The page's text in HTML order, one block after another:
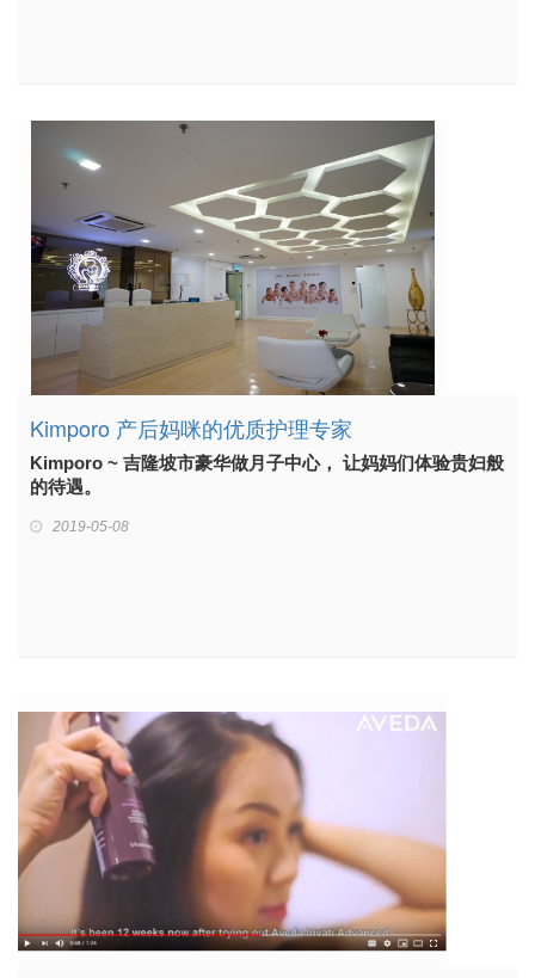
Kimporo 产后妈咪的优质护理专家
Kimporo ~ 吉隆坡市豪华做月子中心， 让妈妈们体验贵妇般
的待遇。
2019-05-08